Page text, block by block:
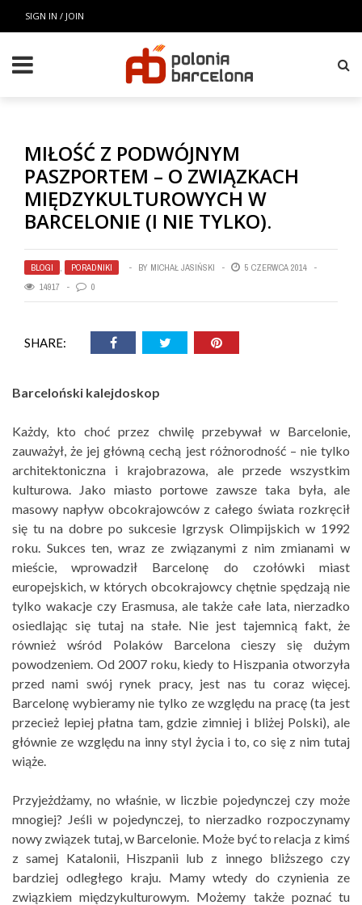
SIGN IN / JOIN
MIŁOŚĆ Z PODWÓJNYM
PASZPORTEM – O ZWIĄZKACH
MIĘDZYKULTUROWYCH W
BARCELONIE (I NIE TYLKO).
BLOGI , PORADNIKI BY MICHAŁ JASIŃSKI
5 CZERWCA 2014
14917
0
SHARE:
Barceloński kalejdoskop
Każdy, kto choć przez chwilę przebywał w Barcelonie,
zauważył, że jej główną cechą jest różnorodność – nie tylko
architektoniczna i krajobrazowa, ale przede wszystkim
kulturowa. Jako miasto portowe zawsze taka była, ale
masowy napływ obcokrajowców z całego świata rozkręcił
się tu na dobre po sukcesie Igrzysk Olimpijskich w 1992
roku. Sukces ten, wraz ze związanymi z nim zmianami w
mieście, wprowadził Barcelonę do czołówki miast
europejskich, w których obcokrajowcy chętnie spędzają nie
tylko wakacje czy Erasmusa, ale także całe lata, nierzadko
osiedlając się tutaj na stałe. Nie jest tajemnicą fakt, że
również wśród Polaków Barcelona cieszy się dużym
powodzeniem. Od 2007 roku, kiedy to Hiszpania otworzyła
przed nami swój rynek pracy, jest nas tu coraz więcej.
Barcelonę wybieramy nie tylko ze względu na pracę (ta jest
przecież lepiej płatna tam, gdzie zimniej i bliżej Polski), ale
głównie ze względu na inny styl życia i to, co się z nim tutaj
wiąże.
Przyjeżdżamy, no właśnie, w liczbie pojedynczej czy może
mnogiej? Jeśli w pojedynczej, to nierzadko rozpoczynamy
nowy związek tutaj, w Barcelonie. Może być to relacja z kimś
z samej Katalonii, Hiszpanii lub z innego bliższego czy
bardziej odległego kraju. Mamy wtedy do czynienia ze
związkiem międzykulturowym. Możemy także poznać tu